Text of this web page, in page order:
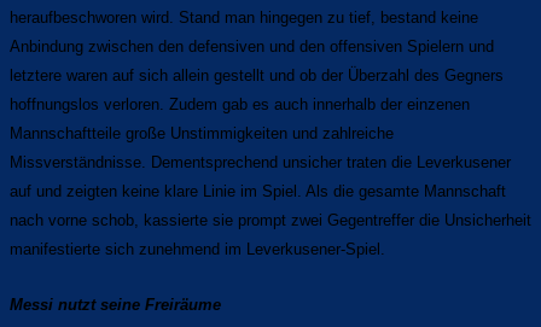
heraufbeschworen wird. Stand man hingegen zu tief, bestand keine
Anbindung zwischen den defensiven und den offensiven Spielern und
letztere waren auf sich allein gestellt und ob der Überzahl des Gegners
hoffnungslos verloren. Zudem gab es auch innerhalb der einzenen
Mannschaftteile große Unstimmigkeiten und zahlreiche
Missverständnisse. Dementsprechend unsicher traten die Leverkusener
auf und zeigten keine klare Linie im Spiel. Als die gesamte Mannschaft
nach vorne schob, kassierte sie prompt zwei Gegentreffer die Unsicherheit
manifestierte sich zunehmend im Leverkusener-Spiel.
Messi nutzt seine Freiräume